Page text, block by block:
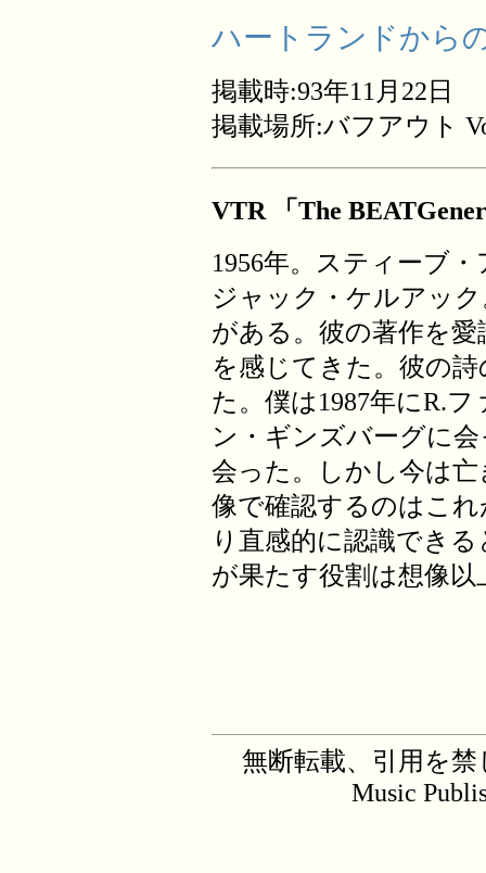
ハートランドから
掲載時:93年11月22日
掲載場所:バフアウト
VTR 「The
1956年。スティーブ
ジャック・ケルアッ
がある。彼の著作を
を感じてきた。彼の
た。僕は1987年にR.
ン・ギンズバーグに
会った。しかし今は
像で確認するのはこ
り直感的に認識でき
が果たす役割は想像以
無断転載、引用を禁
Music